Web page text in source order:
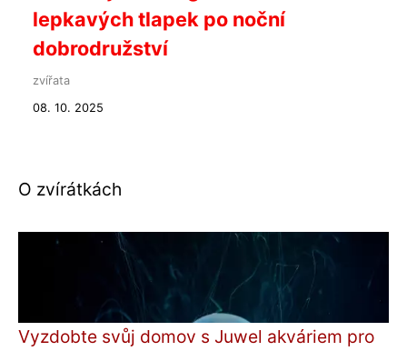
lepkavých tlapek po noční
dobrodružství
zvířata
08. 10. 2025
O zvírátkách
Vyzdobte svůj domov s Juwel akváriem pro